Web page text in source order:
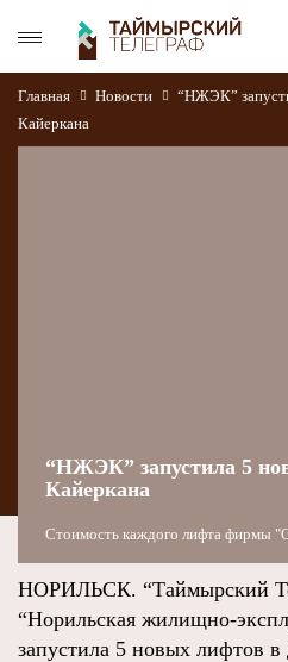
Главная Новости
“НЖЭК”
Кайеркана
“НЖЭК” запустила 5
Кайеркана
Стоимость каждого лифта фирмы
НОРИЛЬСК. “Таймырский
“Норильская жилищно-
запустила 5 новых лифтов